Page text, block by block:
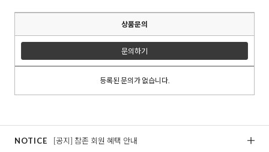
상품문의
문의하기
등록된 문의가 없습니다.
NOTICE [공지] 참존 회원 혜택 안내